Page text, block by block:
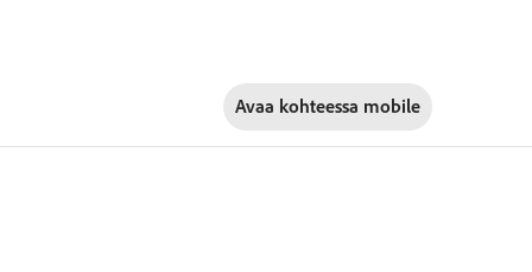
Avaa kohteessa mobile